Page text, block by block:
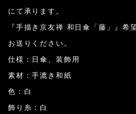
にて承ります。
『手描き京友禅 和日傘「藤」』希
お送りください。
仕様：日傘、装飾用
素材：手漉き和紙
色：白
飾り糸：白